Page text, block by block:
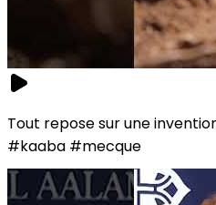
Tout repose sur une
#kaaba #mecque